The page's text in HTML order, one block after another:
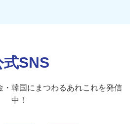
式SNS
・韓国にまつわるあれこれを発信
中！